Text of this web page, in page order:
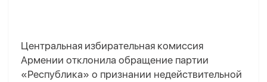
Центральная избирательная комиссия
Армении отклонила обращение партии
«Республика» о признании недействительной